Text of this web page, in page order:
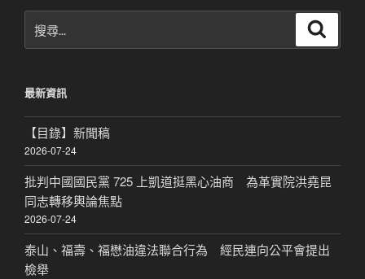
尋
字:
最新資訊
【目錄】新聞稿
2026-07-24
批判中國國民黨 725 上凱道挺黑心油商 為革實院洪堯昆
同志轉移輿論焦點
2026-07-24
泰山、福壽、福懋油違法聯合行為 經民連向公平會提出
檢舉